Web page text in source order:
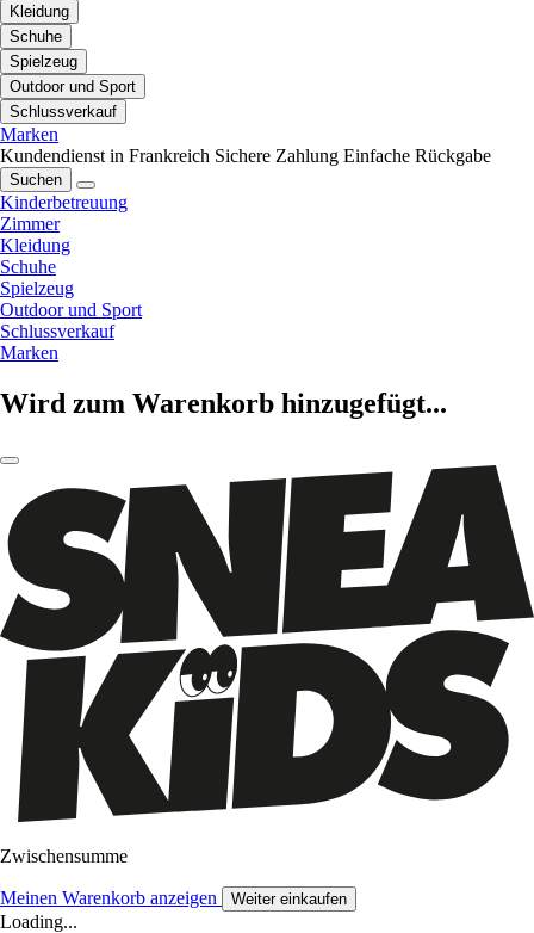
Kleidung
Schuhe
Spielzeug
Outdoor und Sport
Schlussverkauf
Marken
Kundendienst in Frankreich Sichere Zahlung Einfache Rückgabe
Suchen
Kinderbetreuung
Zimmer
Kleidung
Schuhe
Spielzeug
Outdoor und Sport
Schlussverkauf
Marken
Wird zum Warenkorb hinzugefügt...
Zwischensumme
Meinen Warenkorb anzeigen Weiter einkaufen
Loading...